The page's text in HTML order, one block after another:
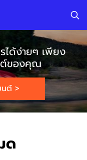
ได้ง่ายๆ เพียง
ต์ของคุณ
ต์ >
ด